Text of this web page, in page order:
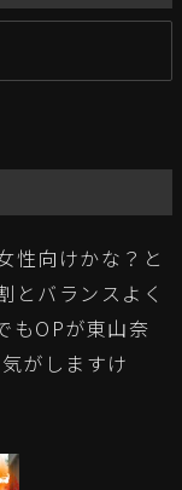
性向けかな？と
とバランスよく
もOPが東山奈
がしますけ